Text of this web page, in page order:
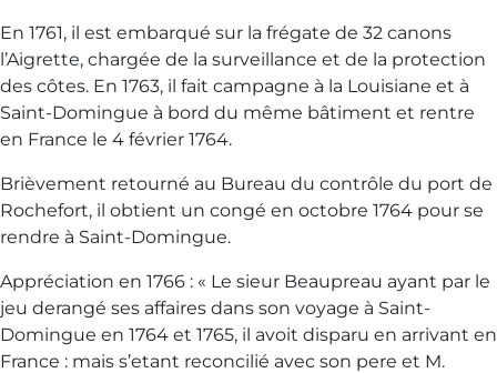
En 1761, il est embarqué sur la frégate de 32 canons
l’Aigrette, chargée de la surveillance et de la protection
des côtes. En 1763, il fait campagne à la Louisiane et à
Saint-Domingue à bord du même bâtiment et rentre
en France le 4 février 1764.
Brièvement retourné au Bureau du contrôle du port de
Rochefort, il obtient un congé en octobre 1764 pour se
rendre à Saint-Domingue.
Appréciation en 1766 : « Le sieur Beaupreau ayant par le
jeu derangé ses affaires dans son voyage à Saint-
Domingue en 1764 et 1765, il avoit disparu en arrivant en
France : mais s’etant reconcilié avec son pere et M.